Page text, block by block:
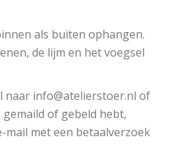
als buiten ophangen.
de lijm en het voegsel
naar info@atelierstoer.nl of
gemaild of gebeld hebt,
mail met een betaalverzoek